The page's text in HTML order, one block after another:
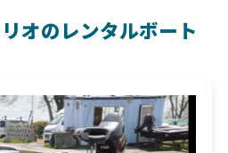
オのレンタルボート